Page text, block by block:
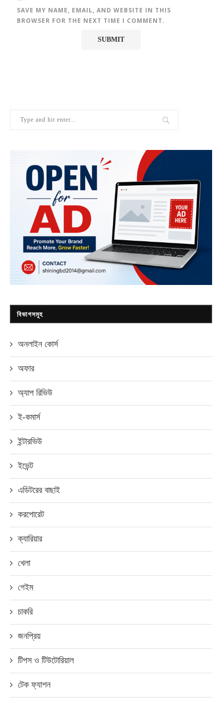
SAVE MY NAME, EMAIL, AND WEBSITE IN THIS
BROWSER FOR THE NEXT TIME I COMMENT.
বিভাগসমূহ
অনলাইন কোর্স
অফার
অ্যাপ রিভিউ
ই-কমার্স
ইন্টারভিউ
ইভেন্ট
এডিটরের বাছাই
করপোরেট
ক্যারিয়ার
খেলা
গেইম
চাকরি
জনপ্রিয়
টিপস ও টিউটোরিয়াল
টেক ফ্যাশন